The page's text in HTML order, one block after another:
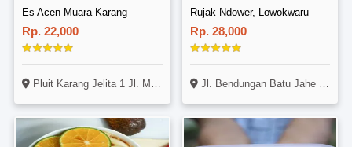
Es Acen Muara Karang
Rp. 22,000
Pluit Karang Jelita 1 Jl. Muara Karang Blok Z 2 Utara No. 1, Muara Karang, Jakarta
Rujak Ndower, Lowokwaru
Rp. 28,000
Jl. Bendungan Batu Jahe No. 11, Lowokwaru, Malang